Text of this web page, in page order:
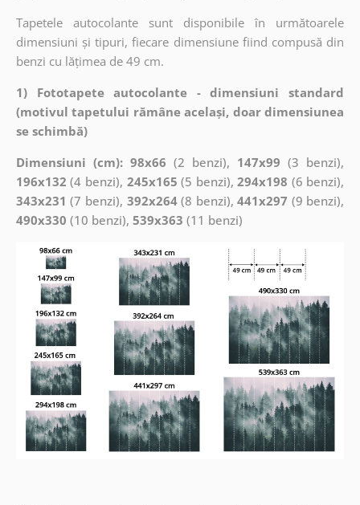
Tapetele autocolante sunt disponibile în următoarele
dimensiuni și tipuri, fiecare dimensiune fiind compusă din
benzi cu lățimea de 49 cm.
1) Fototapete autocolante - dimensiuni standard
(motivul tapetului rămâne același, doar dimensiunea
se schimbă)
Dimensiuni (cm): 98x66 (2 benzi), 147x99 (3 benzi),
196x132 (4 benzi), 245x165 (5 benzi),294x198 (6 benzi),
343x231 (7 benzi), 392x264(8 benzi),441x297 (9 benzi),
490x330 (10 benzi), 539x363 (11 benzi)